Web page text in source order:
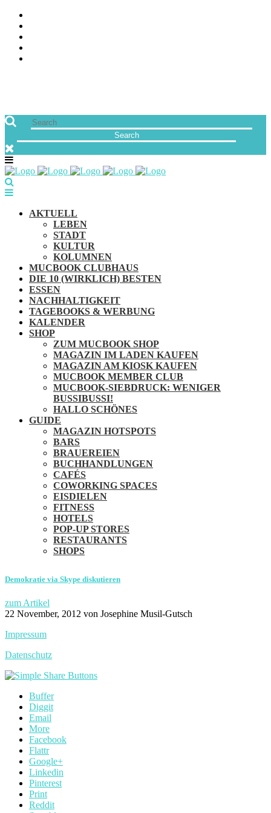
AKTUELL
LEBEN
STADT
KULTUR
KOLUMNEN
MUCBOOK CLUBHAUS
DIE 10 (WIRKLICH) BESTEN
ESSEN
NACHHALTIGKEIT
TAGEBOOKS & WERBUNG
KALENDER
SHOP
ZUM MUCBOOK SHOP
MAGAZIN IM LADEN KAUFEN
MAGAZIN AM KIOSK KAUFEN
MUCBOOK MEMBER CLUB
MUCBOOK-SIEBDRUCK: WENIGER
BUSSIBUSSI!
HALLO SCHÖNES
GUIDE
MAGAZIN HOTSPOTS
BARS
BRAUEREIEN
BUCHHANDLUNGEN
CAFÉS
COWORKING SPACES
EISDIELEN
FITNESS
HOTELS
POP-UP STORES
RESTAURANTS
SHOPS
Demokratie via Skype diskutieren
zum Artikel
22 November, 2012 von Josephine Musil-Gutsch
Impressum
Datenschutz
Buffer
Diggit
Email
More
Facebook
Flattr
Google+
Linkedin
Pinterest
Print
Reddit